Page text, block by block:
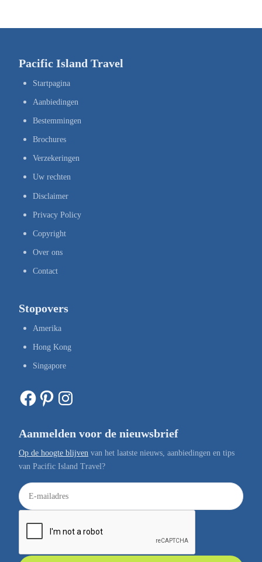
Pacific Island Travel
Startpagina
Aanbiedingen
Bestemmingen
Brochures
Verzekeringen
Uw rechten
Disclaimer
Privacy Policy
Copyright
Over ons
Contact
Stopovers
Amerika
Hong Kong
Singapore
Facebook Pinterest Instagram
Aanmelden voor de nieuwsbrief
Op de hoogte blijven van het laatste nieuws, aanbiedingen en tips
van Pacific Island Travel?
E
-